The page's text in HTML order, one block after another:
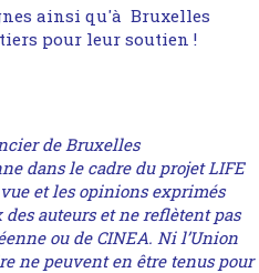
ainsi qu'à Bruxelles
pour leur soutien !
de Bruxelles
dans le cadre du projet LIFE
et les opinions exprimés
auteurs et ne reflètent pas
ou de CINEA. Ni l’Union
ne peuvent en être tenus pour